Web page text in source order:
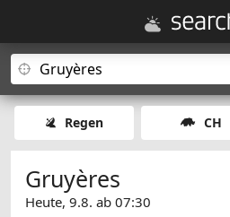
Regen CH
Gruyères
Heute, 9.8. ab 07:30